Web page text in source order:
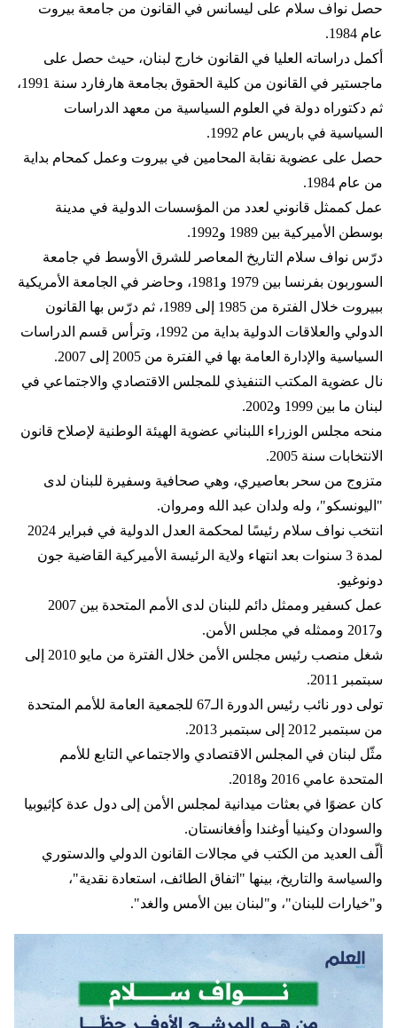
حصل نواف سلام على ليسانس في القانون من جامعة بيروت
عام 1984.
أكمل دراساته العليا في القانون خارج لبنان، حيث حصل على
ماجستير في القانون من كلية الحقوق بجامعة هارفارد سنة 1991،
ثم دكتوراه دولة في العلوم السياسية من معهد الدراسات
السياسية في باريس عام 1992.
حصل على عضوية نقابة المحامين في بيروت وعمل كمحام بداية
من عام 1984.
عمل كممثل قانوني لعدد من المؤسسات الدولية في مدينة
بوسطن الأميركية بين 1989 و1992.
درّس نواف سلام التاريخ المعاصر للشرق الأوسط في جامعة
السوربون بفرنسا بين 1979 و1981، وحاضر في الجامعة الأمريكية
ببيروت خلال الفترة من 1985 إلى 1989، ثم درّس بها القانون
الدولي والعلاقات الدولية بداية من 1992، وترأس قسم الدراسات
السياسية والإدارة العامة بها في الفترة من 2005 إلى 2007.
نال عضوية المكتب التنفيذي للمجلس الاقتصادي والاجتماعي في
لبنان ما بين 1999 و2002.
منحه مجلس الوزراء اللبناني عضوية الهيئة الوطنية لإصلاح قانون
الانتخابات سنة 2005.
متزوج من سحر بعاصيري، وهي صحافية وسفيرة للبنان لدى
"اليونسكو"، وله ولدان عبد الله ومروان.
انتخب نواف سلام رئيسًا لمحكمة العدل الدولية
في فبراير 2024
لمدة 3 سنوات بعد انتهاء ولاية الرئيسة الأميركية القاضية جون
دونوغيو.
عمل كسفير وممثل دائم للبنان لدى الأمم المتحدة بين 2007
و2017 وممثله في مجلس الأمن.
شغل منصب رئيس مجلس الأمن خلال الفترة من مايو 2010 إلى
سبتمبر 2011.
تولى دور نائب رئيس الدورة الـ67 للجمعية العامة للأمم المتحدة
من سبتمبر 2012 إلى سبتمبر 2013.
مثّل لبنان في المجلس الاقتصادي والاجتماعي التابع للأمم
المتحدة عامي 2016 و2018.
كان عضوًا في بعثات ميدانية لمجلس الأمن إلى دول عدة كإثيوبيا
والسودان وكينيا أوغندا وأفغانستان.
ألّف العديد من الكتب في مجالات القانون الدولي والدستوري
والسياسة والتاريخ، بينها "اتفاق الطائف، استعادة نقدية"،
و"خيارات للبنان"، و"لبنان بين الأمس والغد".